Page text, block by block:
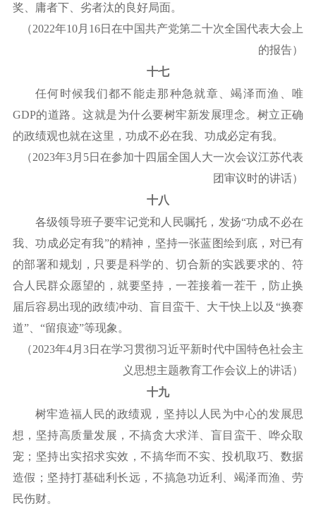
奖、庸者下、劣者汰的良好局面。
（2022年10月16日在中国共产党第二十次全国代表大会上
的报告）
十七
任何时候我们都不能走那种急就章、竭泽而渔、唯
GDP的道路。这就是为什么要树牢新发展理念。树立正确
的政绩观也就在这里，功成不必在我、功成必定有我。
（2023年3月5日在参加十四届全国人大一次会议江苏代表
团审议时的讲话）
十八
各级领导班子要牢记党和人民嘱托，发扬“功成不必在
我、功成必定有我”的精神，坚持一张蓝图绘到底，对已有
的部署和规划，只要是科学的、切合新的实践要求的、符
合人民群众愿望的，就要坚持，一茬接着一茬干，防止换
届后容易出现的政绩冲动、盲目蛮干、大干快上以及“换赛
道”、“留痕迹”等现象。
（2023年4月3日在学习贯彻习近平新时代中国特色社会主
义思想主题教育工作会议上的讲话）
十九
树牢造福人民的政绩观，坚持以人民为中心的发展思
想，坚持高质量发展，不搞贪大求洋、盲目蛮干、哗众取
宠；坚持出实招求实效，不搞华而不实、投机取巧、数据
造假；坚持打基础利长远，不搞急功近利、竭泽而渔、劳
民伤财。